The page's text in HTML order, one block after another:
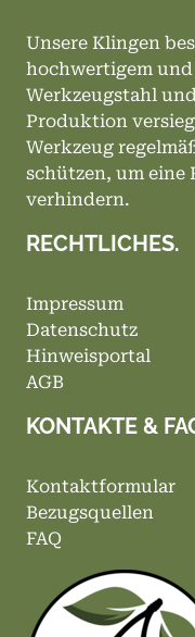
Unsere Klingen
hochwertigem
Werkzeugstahl
Produktion
Werkzeug
schützen, um eine
verhindern.
RECHTLICHES.
Impressum
Datenschutz
Hinweisportal
AGB
KONTAKTE &
Kontaktformular
Bezugsquellen
FAQ